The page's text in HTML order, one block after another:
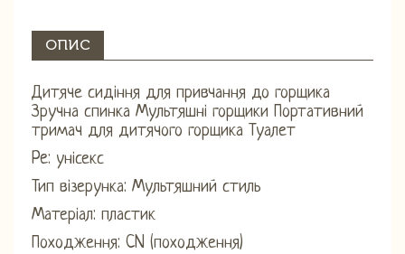
ОПИС
Дитяче сидіння для привчання до горщика
Зручна спинка Мультяшні горщики Портативний
тримач для дитячого горщика Туалет
Pe: унісекс
Тип візерунка: Мультяшний стиль
Матеріал: пластик
Походження: CN (походження)